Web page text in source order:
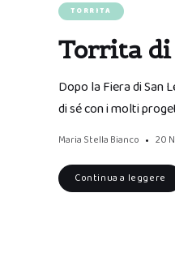
TORRITA
Torrita di
Dopo la Fiera di San
di sé con i molti
Maria Stella Bianco 20
Continua a leggere